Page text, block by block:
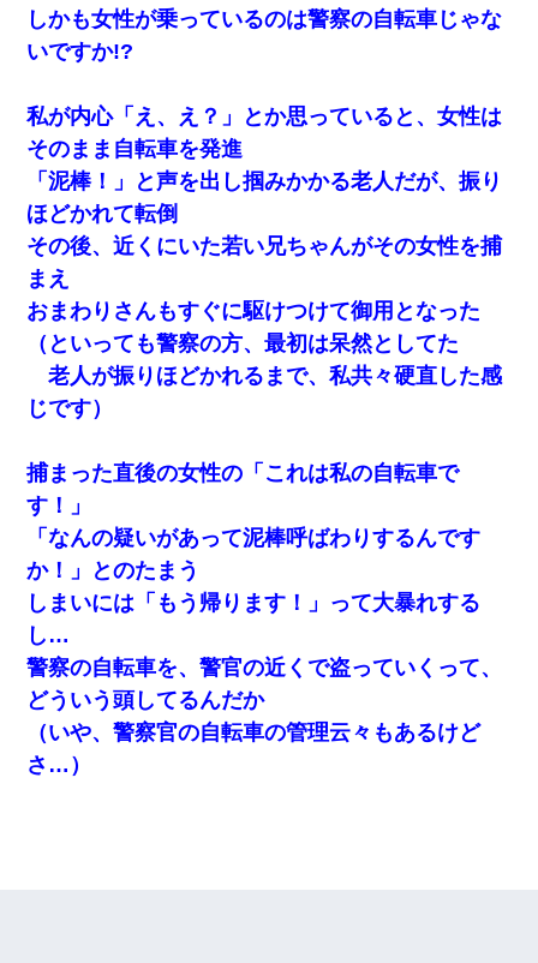
しかも女性が乗っているのは警察の自転車じゃな
いですか!?
私が内心「え、え？」とか思っていると、女性は
そのまま自転車を発進
「泥棒！」と声を出し掴みかかる老人だが、振り
ほどかれて転倒
その後、近くにいた若い兄ちゃんがその女性を捕
まえ
おまわりさんもすぐに駆けつけて御用となった
（といっても警察の方、最初は呆然としてた
老人が振りほどかれるまで、私共々硬直した感
じです）
捕まった直後の女性の「これは私の自転車で
す！」
「なんの疑いがあって泥棒呼ばわりするんです
か！」とのたまう
しまいには「もう帰ります！」って大暴れする
し…
警察の自転車を、警官の近くで盗っていくって、
どういう頭してるんだか
（いや、警察官の自転車の管理云々もあるけど
さ…）